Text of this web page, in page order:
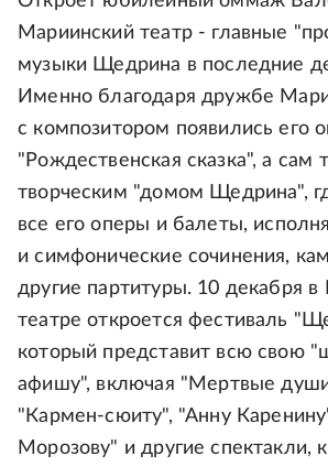
Мариинский театр - главные
музыки Щедрина в последние
Именно благодаря дружбе
с композитором появились его
"Рождественская сказка", а сам
творческим "домом Щедрина",
все его оперы и балеты,
и симфонические сочинения,
другие партитуры. 10 декабря
театре откроется фестиваль
который представит всю свою
афишу", включая "Мертвые
"Кармен-сюиту", "Анну
Морозову" и другие спектакли,